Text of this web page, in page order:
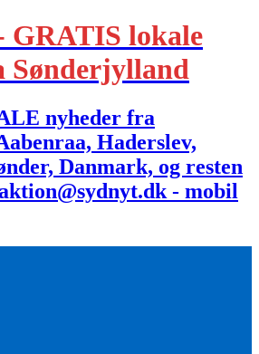
GRATIS lokale
Sønderjylland
nyheder fra
Haderslev,
Danmark, og resten
- mobil